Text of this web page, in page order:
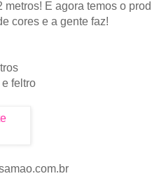
metros! E agora temos o
cores e a gente faz!
feltro